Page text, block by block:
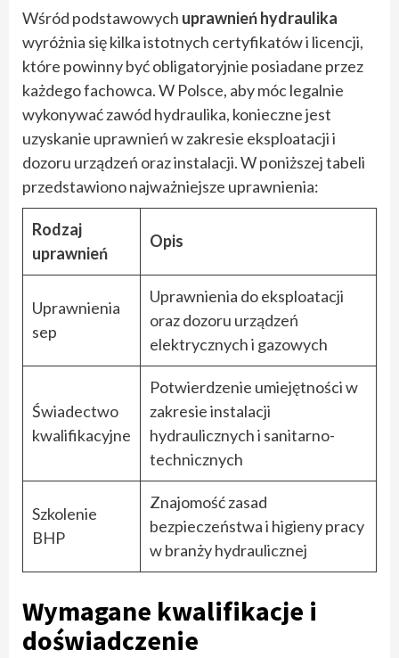
Wśród podstawowych uprawnień hydraulika
wyróżnia się kilka istotnych certyfikatów i licencji,
które powinny być obligatoryjnie posiadane przez
każdego fachowca. W Polsce, aby móc legalnie
wykonywać zawód hydraulika, konieczne jest
uzyskanie uprawnień w zakresie eksploatacji i
dozoru urządzeń oraz instalacji. W poniższej tabeli
przedstawiono najważniejsze uprawnienia:
Rodzaj
uprawnień
Opis
Uprawnienia
sep
Uprawnienia do eksploatacji
oraz dozoru urządzeń
elektrycznych i gazowych
Świadectwo
kwalifikacyjne
Potwierdzenie umiejętności w
zakresie instalacji
hydraulicznych i sanitarno-
technicznych
Szkolenie
BHP
Znajomość zasad
bezpieczeństwa i higieny pracy
w branży hydraulicznej
Wymagane kwalifikacje i
doświadczenie